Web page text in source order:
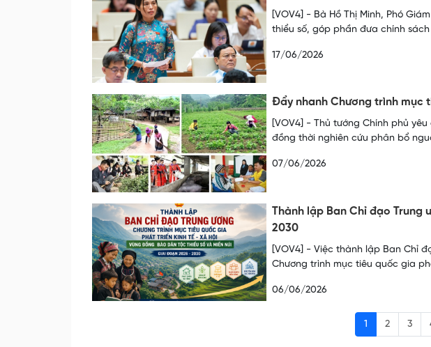
[VOV4] - Bà Hồ Thị Minh, Phó
thiểu số, góp phần đưa chính
17/06/2026
Đẩy nhanh Chương trình mục
[VOV4] - Thủ tướng Chính phủ
đồng thời nghiên cứu phân bổ
07/06/2026
Thành lập Ban Chỉ đạo
2030
[VOV4] - Việc thành lập Ban Chỉ
Chương trình mục tiêu quốc gia
06/06/2026
1 2 3